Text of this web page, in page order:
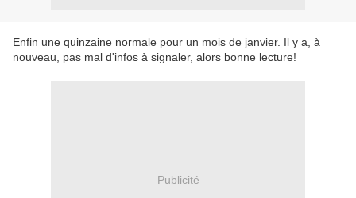
Enfin une quinzaine normale pour un mois de janvier. Il y a, à
nouveau, pas mal d'infos à signaler, alors bonne lecture!
Publicité